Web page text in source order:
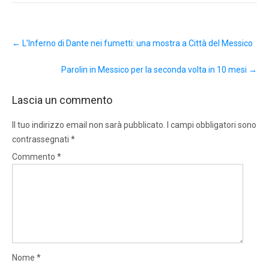
navigation
← L’Inferno di Dante nei fumetti: una mostra a Città del Messico
Parolin in Messico per la seconda volta in 10 mesi →
Lascia un commento
Il tuo indirizzo email non sarà pubblicato.
I campi obbligatori sono
contrassegnati *
Commento *
Nome *